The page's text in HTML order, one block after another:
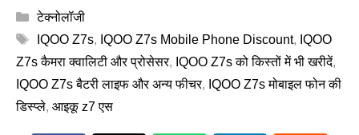
Categories
टेक्नोलॉजी
Tags
IQOO Z7s, IQOO Z7s Mobile Phone Discount, IQOO
Z7s कैमरा क्वालिटी और प्रोसेसर, IQOO Z7s को किस्तों में भी खरीदें,
IQOO Z7s बैटरी लाइफ और अन्य फीचर, IQOO Z7s मोबाइल फोन की
डिस्प्ले, आइकू z7 एस